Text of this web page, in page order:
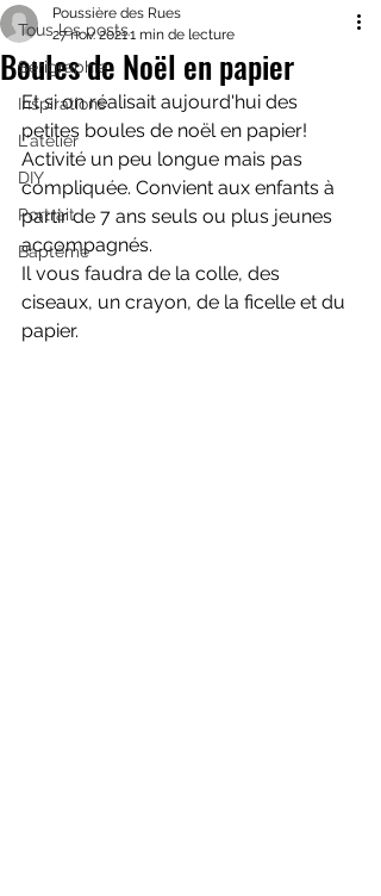
Tous les posts
Sérigraphie
Inspirations
L'atelier
DIY
Portrait
Baptême
Boules de Noël en papier
Poussière des Rues
27 nov. 20211 min de lecture
Et si on réalisait aujourd'hui des
petites boules de noël en papier!
Activité un peu longue mais pas
compliquée. Convient aux enfants à
partir de 7 ans seuls ou plus jeunes
accompagnés.
Il vous faudra de la colle, des
ciseaux, un crayon, de la ficelle et du
papier.